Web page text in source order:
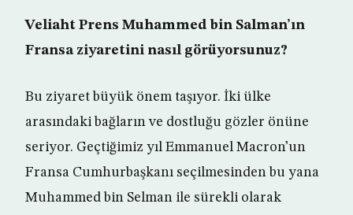
Veliaht Prens Muhammed bin Salman’ın
Fransa ziyaretini nasıl görüyorsunuz?
Bu ziyaret büyük önem taşıyor. İki ülke
arasındaki bağların ve dostluğu gözler önüne
seriyor. Geçtiğimiz yıl Emmanuel Macron’un
Fransa Cumhurbaşkanı seçilmesinden bu yana
Muhammed bin Selman ile sürekli olarak